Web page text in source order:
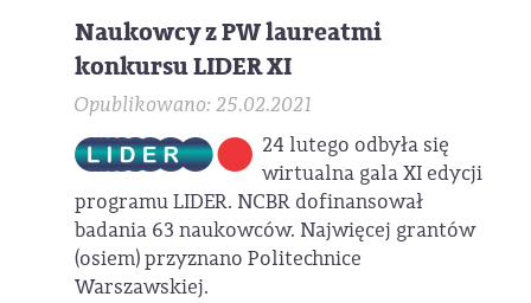
Naukowcy z PW laureatmi
konkursu LIDER XI
Opublikowano: 25.02.2021
24 lutego odbyła się
wirtualna gala XI edycji
programu LIDER. NCBR dofinansował
badania 63 naukowców. Najwięcej grantów
(osiem) przyznano Politechnice
Warszawskiej.